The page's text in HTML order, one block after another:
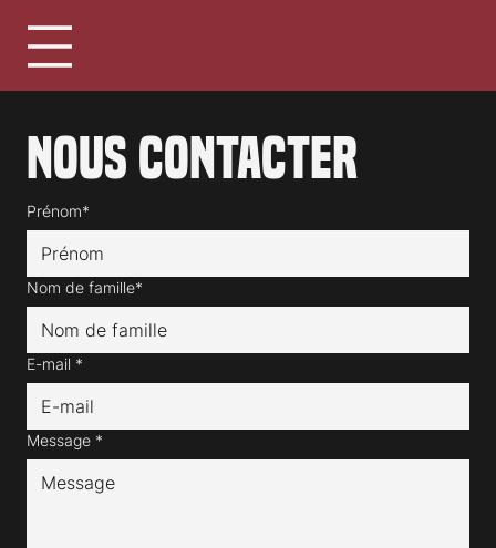
Nous contacter
Prénom*
Nom de famille*
E-mail *
Message *